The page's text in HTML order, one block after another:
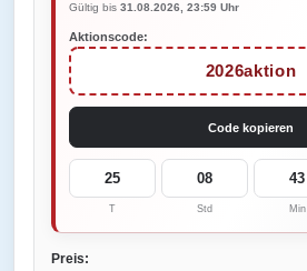
Gültig bis 31.08.2026, 23:59 Uhr
Aktionscode:
2026aktion
Code kopieren
25
T
08
Std
43
Min
Preis: